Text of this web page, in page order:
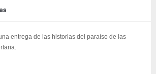
entrega de las historias del paraíso de las